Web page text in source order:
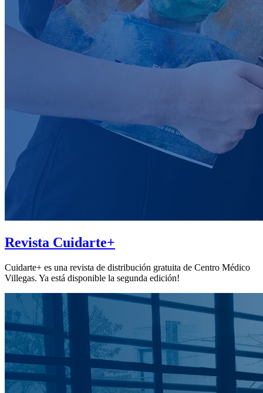
Revista Cuidarte+
Cuidarte+ es una revista de distribución gratuita de Centro Médico
Villegas. Ya está disponible la segunda edición!